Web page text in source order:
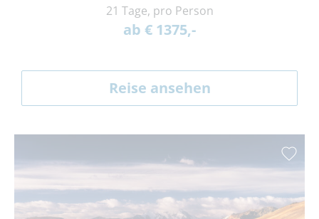
21 Tage, pro Person
ab € 1375,-
Reise ansehen